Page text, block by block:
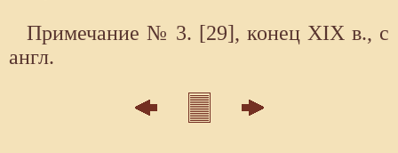
Примечание № 3. [29], конец XIX в., с
англ.